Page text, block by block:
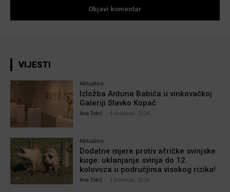
VIJESTI
Aktualno
Izložba Antuna Babića u vinkovačkoj
Galeriji Slavko Kopač
Ana Tokić 4 kolovoza, 2026
Aktualno
Dodatne mjere protiv afričke svinjske
kuge: uklanjanje svinja do 12.
kolovoza u područjima visokog rizika!
Ana Tokić 3 kolovoza, 2026